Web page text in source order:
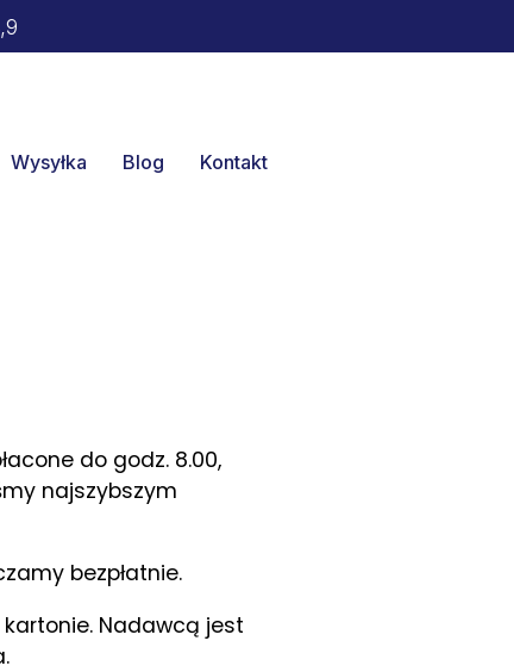
Wysyłka Blog Kontakt
do godz. 8.00,
najszybszym
bezpłatnie.
Nadawcą jest